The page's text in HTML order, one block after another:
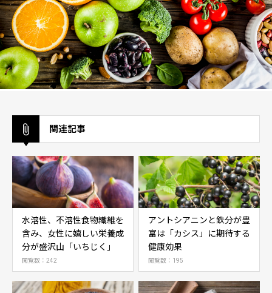
関連記事
水溶性、不溶性食物繊維を
含み、女性に嬉しい栄養成
分が盛沢山「いちじく」
閲覧数：242
アントシアニンと鉄分が豊
富は「カシス」に期待する
健康効果
閲覧数：195